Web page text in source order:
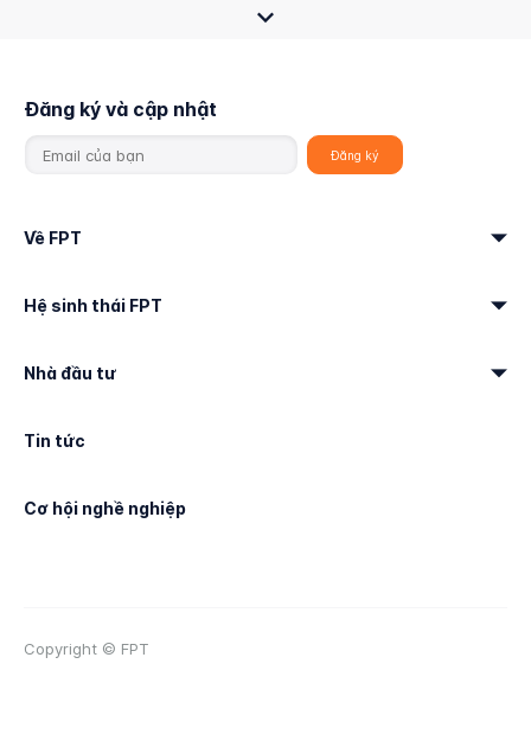
Đăng ký và cập nhật
Về FPT
Hệ sinh thái FPT
Nhà đầu tư
Tin tức
Cơ hội nghề nghiệp
Copyright © FPT